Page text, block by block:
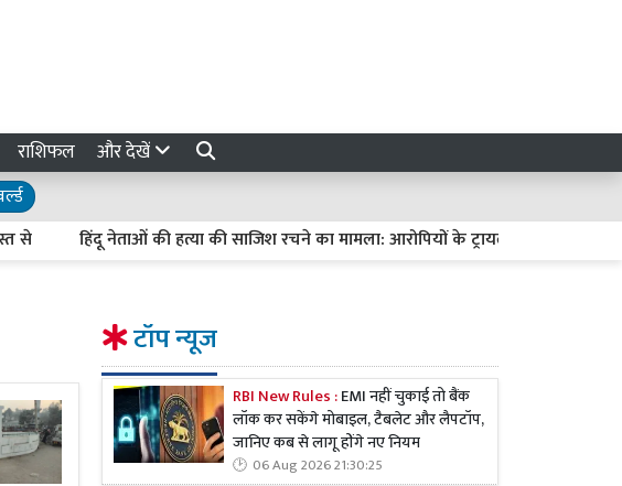
राशिफल और देखें
हिंदू नेताओं की हत्या की साजिश रचने का मामला: आरोपियों के ट्रायल में देरी पर हाईकोर्ट सख्त,
टॉप न्यूज
RBI New Rules :EMI नहीं चुकाई तो बैंक
लॉक कर सकेंगे मोबाइल, टैबलेट और लैपटॉप,
जानिए कब से लागू होंगे नए नियम
06 Aug 2026 21:30:25